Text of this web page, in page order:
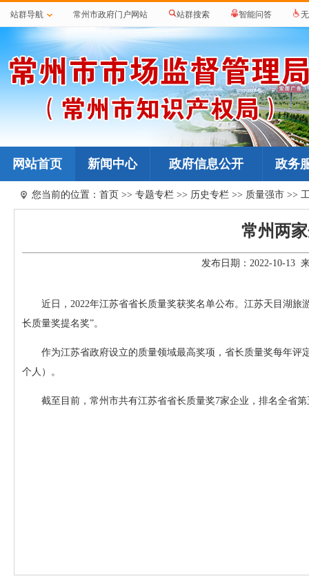
站群导航 常州市政府门户网站 站群搜索 智能问答
网站首页 新闻中心 政府信息公开 政务
您当前的位置： 首页 >> 专题专栏 >> 历史专栏 >> 质量强市 >>
常州两
发布日期：2022-10-13
近日，2022年江苏省省长质量奖获奖名单公布。江苏天目湖
长质量奖提名奖”。
作为江苏省政府设立的质量领域最高奖项，省长质量奖每年评
个人）。
截至目前，常州市共有江苏省省长质量奖7家企业，排名全省